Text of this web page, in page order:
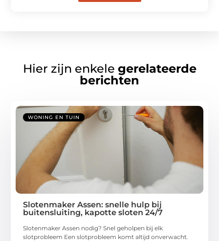
Hier zijn enkele gerelateerde
berichten
WONING EN TUIN
Slotenmaker Assen: snelle hulp bij
buitensluiting, kapotte sloten 24/7
Slotenmaker Assen nodig? Snel geholpen bij elk
slotprobleem Een slotprobleem komt altijd onverwacht.